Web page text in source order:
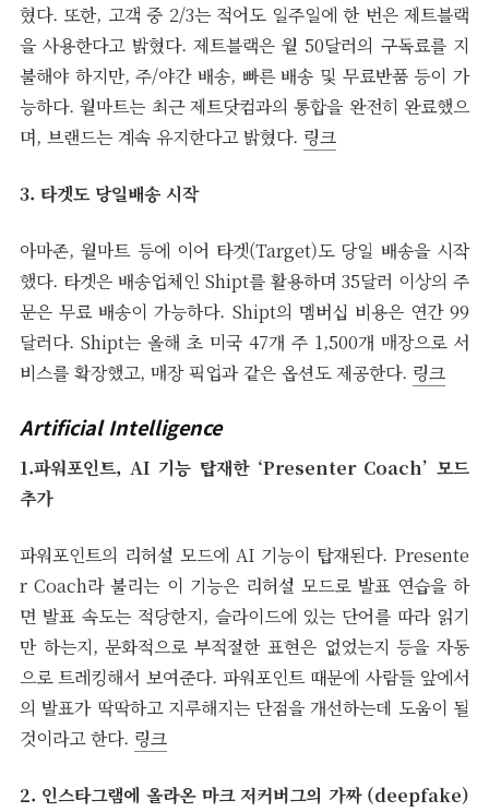
혔다. 또한, 고객 중 2/3는 적어도 일주일에 한 번은 제트블랙
을 사용한다고 밝혔다. 제트블랙은 월 50달러의 구독료를 지
불해야 하지만, 주/야간 배송, 빠른 배송 및 무료반품 등이 가
능하다. 월마트는 최근 제트닷컴과의 통합을 완전히 완료했으
며, 브랜드는 계속 유지한다고 밝혔다. 링크
3. 타겟도 당일배송 시작
아마존, 월마트 등에 이어 타겟(Target)도 당일 배송을 시작
했다. 타겟은 배송업체인 Shipt를 활용하며 35달러 이상의 주
문은 무료 배송이 가능하다. Shipt의 멤버십 비용은 연간 99
달러다. Shipt는 올해 초 미국 47개 주 1,500개 매장으로 서
비스를 확장했고, 매장 픽업과 같은 옵션도 제공한다. 링크
Artificial Intelligence
1.파워포인트, AI 기능 탑재한 ‘Presenter Coach’ 모드
추가
파워포인트의 리허설 모드에 AI 기능이 탑재된다. Presente
r Coach라 불리는 이 기능은 리허설 모드로 발표 연습을 하
면 발표 속도는 적당한지, 슬라이드에 있는 단어를 따라 읽기
만 하는지, 문화적으로 부적절한 표현은 없었는지 등을 자동
으로 트레킹해서 보여준다. 파워포인트 때문에 사람들 앞에서
의 발표가 딱딱하고 지루해지는 단점을 개선하는데 도움이 될
것이라고 한다. 링크
2. 인스타그램에 올라온 마크 저커버그의 가짜 (deepfake)